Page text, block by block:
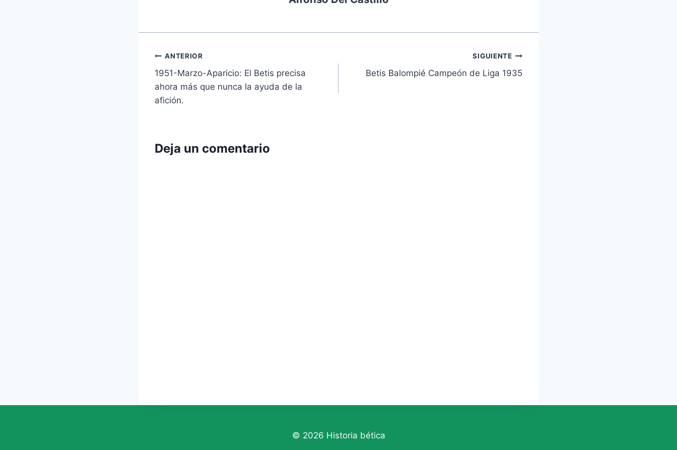
Navegación
de
entradas
ANTERIOR
1951-Marzo-Aparicio: El Betis precisa
ahora más que nunca la ayuda de la
afición.
SIGUIENTE
Betis Balompié Campeón de Liga 1935
Deja un comentario
© 2026 Historia bética